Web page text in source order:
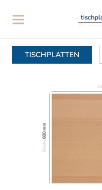
TISCHPLATTEN